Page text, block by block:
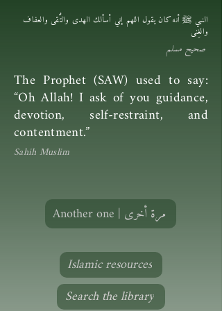
النبي ﷺ أنه كان يقول اللهم إني أسألك الهدى والتُّقى والعفاف
والغِنى
صحيح مسلم
The Prophet (SAW) used to say:
“Oh Allah! I ask of you guidance,
devotion, self-restraint, and
contentment.”
Sahih Muslim
Another one | مرة أخرى
Islamic resources
Search the library